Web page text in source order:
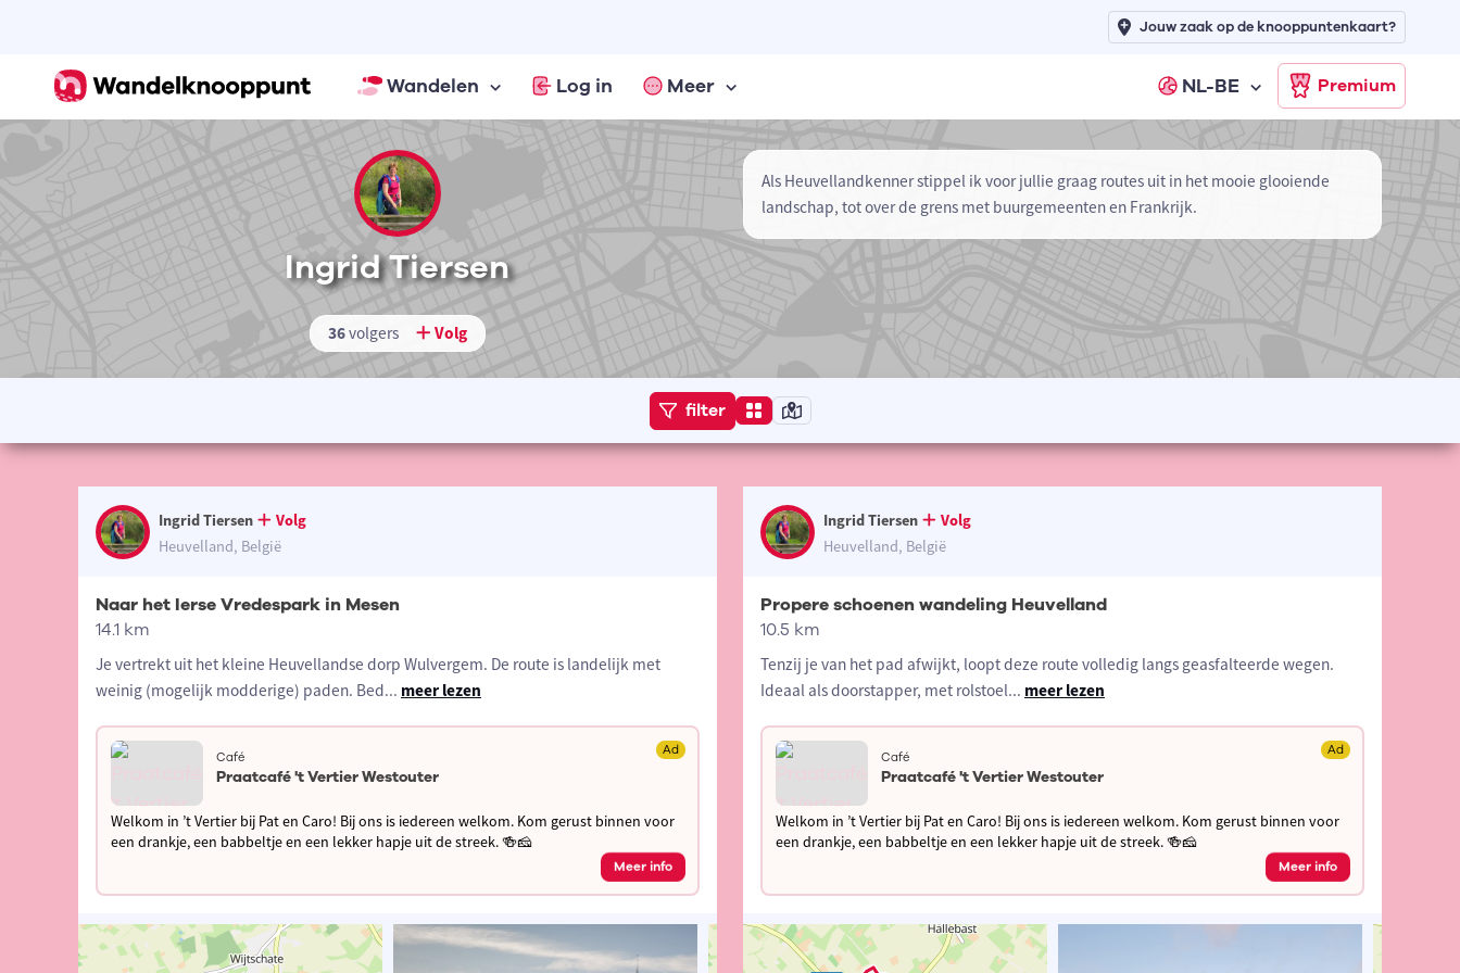
Wandelen Log in Meer NL-BE Premium
Jouw zaak op de knooppuntenkaart?
Ingrid Tiersen
36volgers Volg
Als Heuvellandkenner stippel ik voor jullie graag routes uit in het mooie glooiende
landschap, tot over de grens met buurgemeenten en Frankrijk.
filter
Ingrid Tiersen
Volg
Heuvelland, België
Naar het Ierse Vredespark in Mesen
14.1 km
Je vertrekt uit het kleine Heuvellandse dorp Wulvergem. De route is landelijk met
weinig (mogelijk modderige) paden. Bed... meer lezen
Café Ad
Praatcafé 't Vertier Westouter
Welkom in ’t Vertier bij Pat en Caro! Bij ons is iedereen welkom. Kom gerust binnen voor
een drankje, een babbeltje en een lekker hapje uit de streek. 🍻🧀
Meer info
Ingrid Tiersen
Volg
Heuvelland, België
Propere schoenen wandeling Heuvelland
10.5 km
Tenzij je van het pad afwijkt, loopt deze route volledig langs geasfalteerde wegen.
Ideaal als doorstapper, met rolstoel... meer lezen
Café Ad
Praatcafé 't Vertier Westouter
Welkom in ’t Vertier bij Pat en Caro! Bij ons is iedereen welkom. Kom gerust binnen voor
een drankje, een babbeltje en een lekker hapje uit de streek. 🍻🧀
Meer info